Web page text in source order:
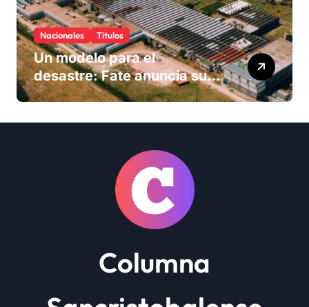
Nacionales Titulos
Un modelo para el
desastre: Fate anuncia su
cierre definitivo y despide a
Columna